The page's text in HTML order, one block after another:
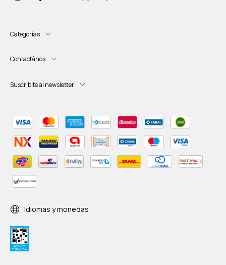
Categorías
Contactános
Suscribite al newsletter
Idiomas y monedas